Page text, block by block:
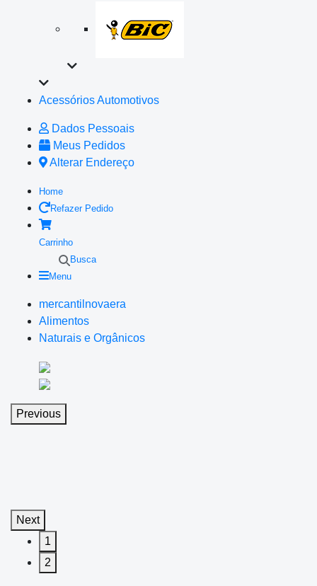
Acessórios Automotivos
Dados Pessoais
Meus Pedidos
Alterar Endereço
Home
Refazer Pedido
Carrinho
Busca
Menu
mercantilnovaera
Alimentos
Naturais e Orgânicos
Previous
Next
1
2